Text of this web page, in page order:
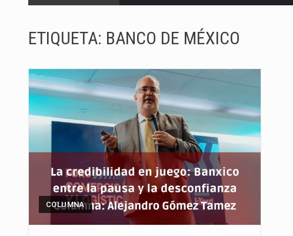
La Coalition for a Prosperous America
Solo el 17.8 % de las empresas en
Ante la suspensión temporal de las
Los créditos fiscales determinados a
La industria automotriz mexicana
La inversión fija bruta en México
El gobierno de Estados Unidos
ETIQUETA: BANCO DE MÉXICO
COLUMNA